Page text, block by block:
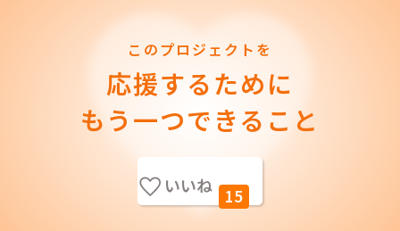
このプロジェクトを
応援するために
もう一つできること
いいね 15